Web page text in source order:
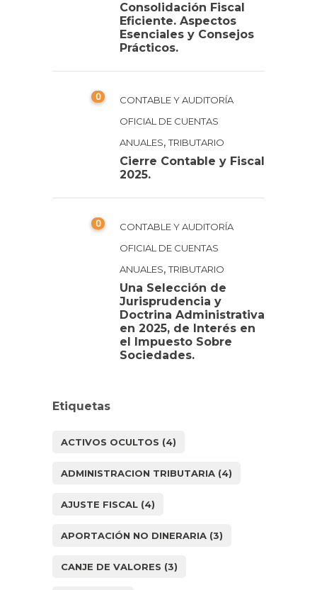
Consolidación Fiscal
Eficiente. Aspectos
Esenciales y Consejos
Prácticos.
0
CONTABLE Y AUDITORÍA
OFICIAL DE CUENTAS
ANUALES,TRIBUTARIO
Cierre Contable y Fiscal
2025.
0
CONTABLE Y AUDITORÍA
OFICIAL DE CUENTAS
ANUALES,TRIBUTARIO
Una Selección de
Jurisprudencia y
Doctrina Administrativa
en 2025, de Interés en
el Impuesto Sobre
Sociedades.
Etiquetas
ACTIVOS OCULTOS (4)
ADMINISTRACION TRIBUTARIA (4)
AJUSTE FISCAL (4)
APORTACIÓN NO DINERARIA (3)
CANJE DE VALORES (3)